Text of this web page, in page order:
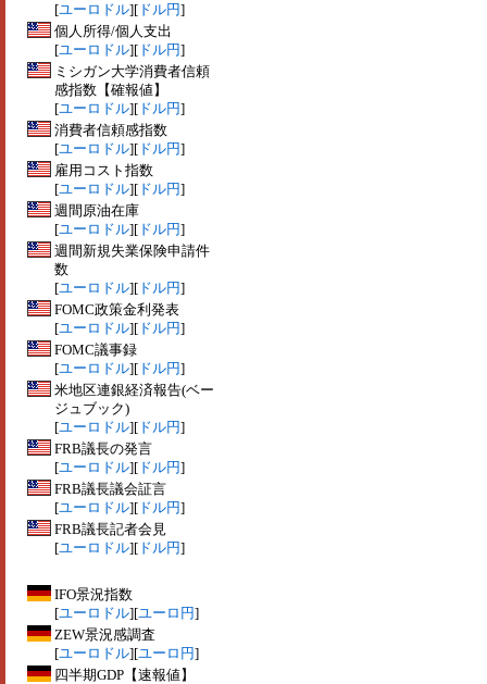
[ユーロドル][ ドル円]
個人所得/個人支出
[ユーロドル][ ドル円]
ミシガン大学消費者信頼
感指数【確報値】
[ユーロドル][ ドル円]
消費者信頼感指数
[ユーロドル][ ドル円]
雇用コスト指数
[ユーロドル][ ドル円]
週間原油在庫
[ユーロドル][ ドル円]
週間新規失業保険申請件
数
[ユーロドル][ ドル円]
FOMC政策金利発表
[ユーロドル][ ドル円]
FOMC議事録
[ユーロドル][ ドル円]
米地区連銀経済報告(ベー
ジュブック)
[ユーロドル][ ドル円]
FRB議長の発言
[ユーロドル][ ドル円]
FRB議長議会証言
[ユーロドル][ ドル円]
FRB議長記者会見
[ユーロドル][ ドル円]
IFO景況指数
[ユーロドル][ユーロ円]
ZEW景況感調査
[ユーロドル][ユーロ円]
四半期GDP【速報値】